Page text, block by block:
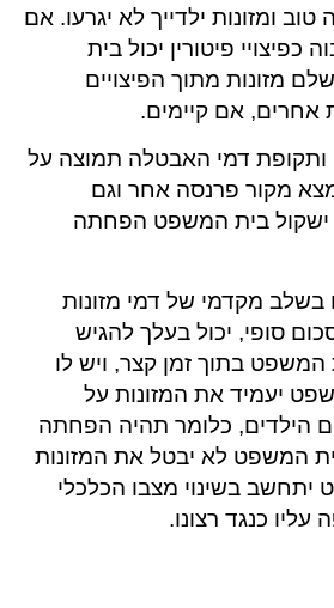
ומזונות ילדייך לא יגרעו. אם
כפיצויי פיטורין יכול בית
מזונות מתוך הפיצויים
אחרים, אם קיימים.
ותקופת דמי האבטלה תמוצה על
מקור פרנסה אחר וגם
– ישקול בית המשפט הפחתה
מקדמי של דמי מזונות
סופי, יכול בעלך להגיש
בתוך זמן קצר, ויש לו
יעמיד את המזונות על
הילדים, כלומר תהיה הפחתה
המשפט לא יבטל את המזונות
יתחשב בשינוי מצבו הכלכלי
כנגד רצונו.